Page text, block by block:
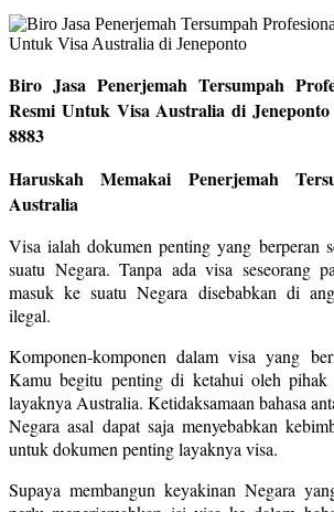
Biro Jasa Penerjemah Tersumpah
Resmi Untuk Visa Australia di
8883
Haruskah Memakai Penerjemah
Australia
Visa ialah dokumen penting yang berperan
suatu Negara. Tanpa ada visa seseorang
masuk ke suatu Negara disebabkan di
ilegal.
Komponen-komponen dalam visa yang
Kamu begitu penting di ketahui oleh
layaknya Australia. Ketidaksamaan bahasa
Negara asal dapat saja menyebabkan
untuk dokumen penting layaknya visa.
Supaya membangun keyakinan Negara